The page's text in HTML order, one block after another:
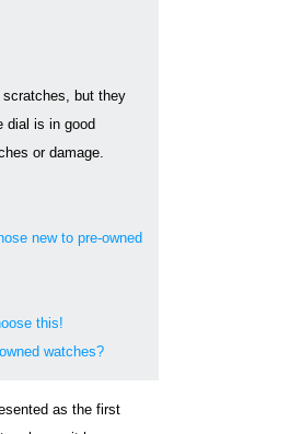
but they
dial is in good
or damage.
new to pre-owned
this!
watches?
as the first